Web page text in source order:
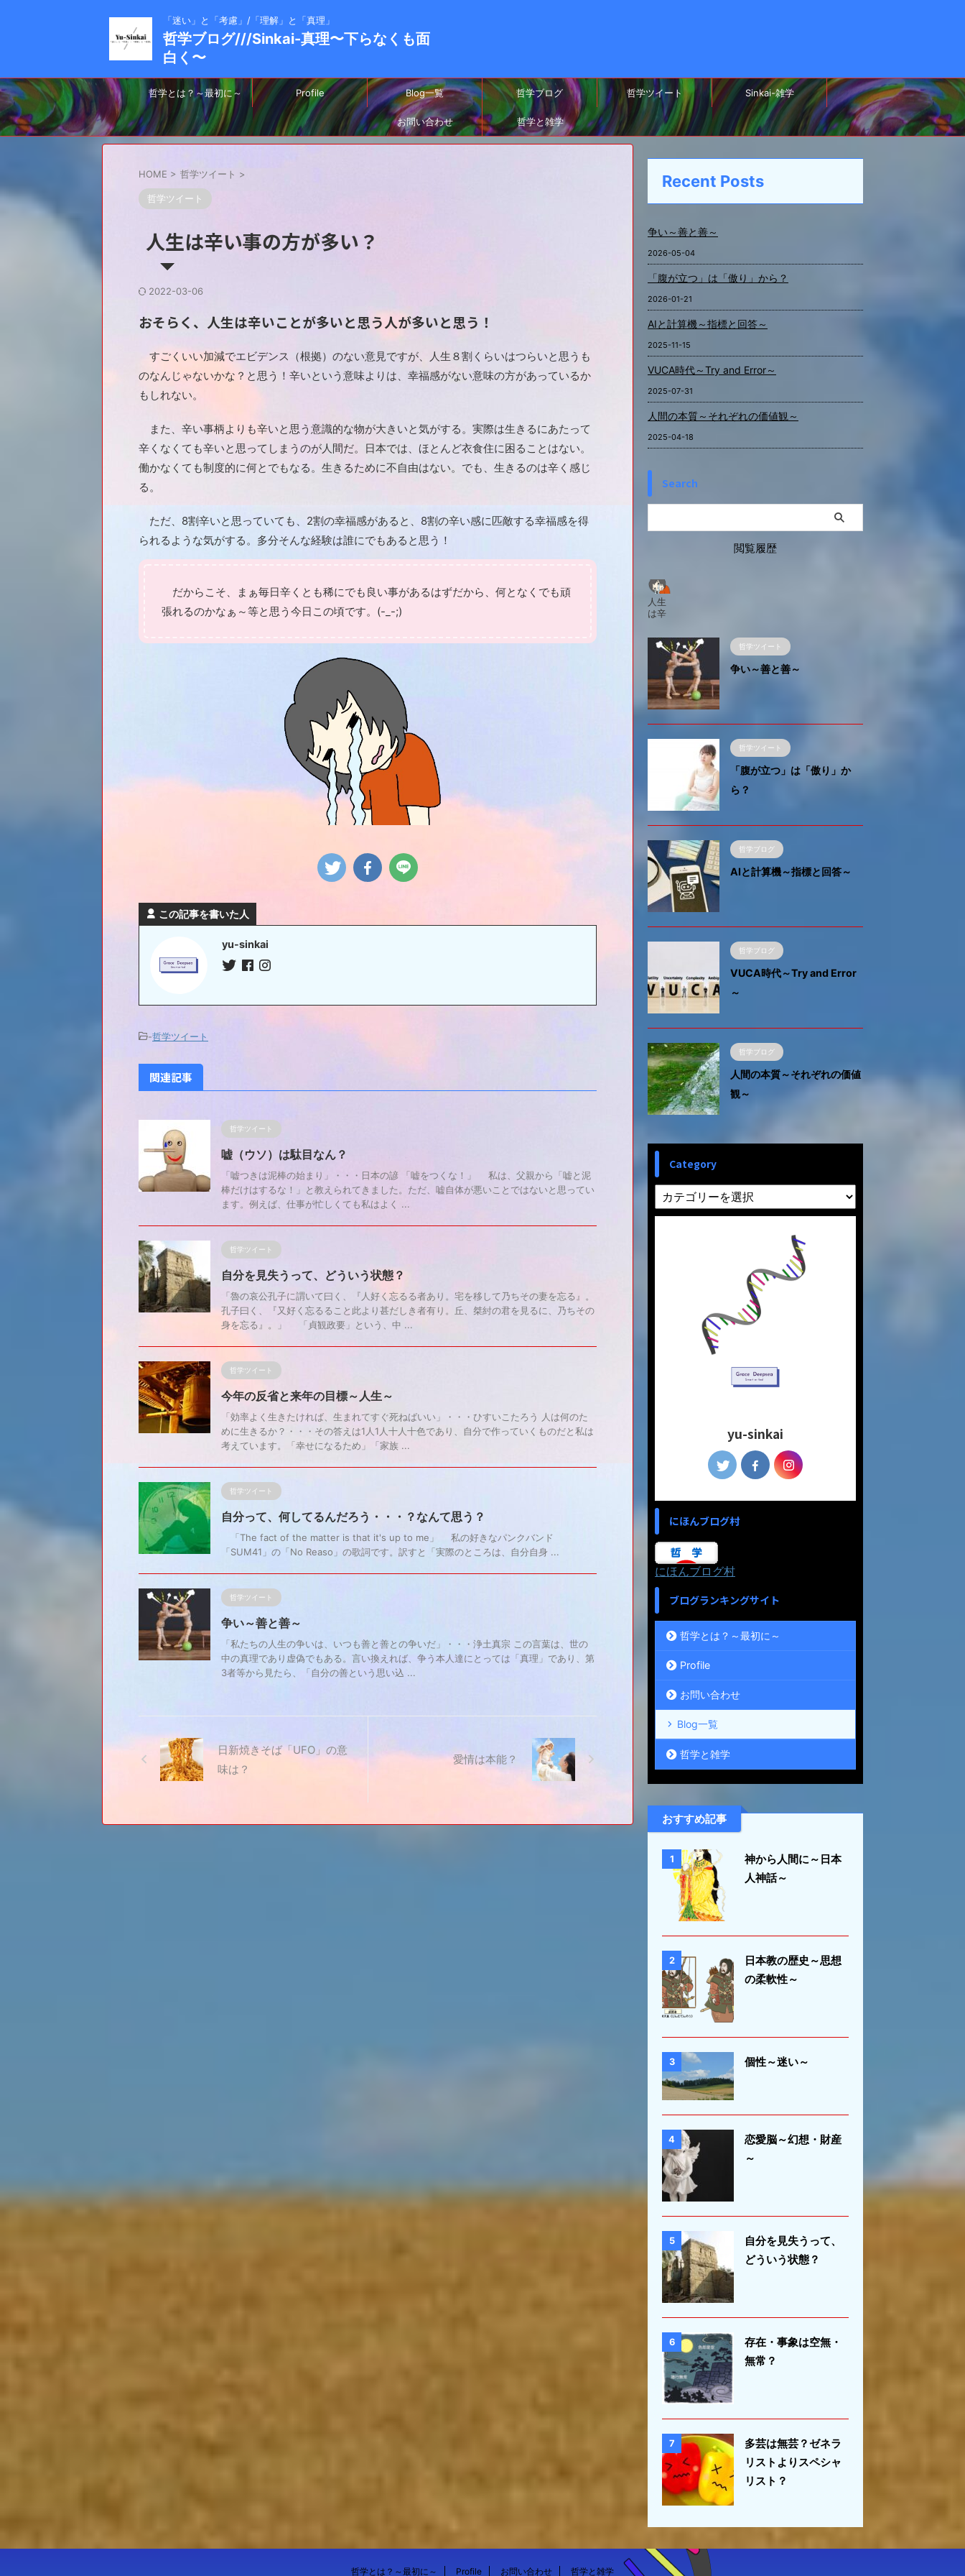
「迷い」と「考慮」/「理解」と「真理」
哲学ブログ///Sinkai-真理〜下らなくも面
白く〜
哲学とは？～最初に～ Profile Blog一覧 哲学ブログ 哲学ツイート Sinkai-雑学
お問い合わせ 哲学と雑学
HOME > 哲学ツイート >
哲学ツイート
人生は辛い事の方が多い？
2022-03-06
おそらく、人生は辛いことが多いと思う人が多いと思う！
すごくいい加減でエビデンス（根拠）のない意見ですが、人生８割くらいはつらいと思うも
のなんじゃないかな？と思う！辛いという意味よりは、幸福感がない意味の方があっているか
もしれない。
また、辛い事柄よりも辛いと思う意識的な物が大きいと気がする。実際は生きるにあたって
辛くなくても辛いと思ってしまうのが人間だ。日本では、ほとんど衣食住に困ることはない。
働かなくても制度的に何とでもなる。生きるために不自由はない。でも、生きるのは辛く感じ
る。
ただ、8割辛いと思っていても、2割の幸福感があると、8割の辛い感に匹敵する幸福感を得
られるような気がする。多分そんな経験は誰にでもあると思う！
だからこそ、まぁ毎日辛くとも稀にでも良い事があるはずだから、何となくでも頑
張れるのかなぁ～等と思う今日この頃です。(-_-;)
この記事を書いた人
yu-sinkai
-哲学ツイート
関連記事
哲学ツイート
嘘（ウソ）は駄目なん？
「嘘つきは泥棒の始まり」・・・日本の諺 「嘘をつくな！」 私は、父親から「嘘と泥
棒だけはするな！」と教えられてきました。ただ、嘘自体が悪いことではないと思ってい
ます。例えば、仕事が忙しくても私はよく ...
哲学ツイート
自分を見失うって、どういう状態？
「魯の哀公孔子に謂いて曰く、『人好く忘るる者あり。宅を移して乃ちその妻を忘る』。
孔子曰く、『又好く忘るること此より甚だしき者有り。丘、桀紂の君を見るに、乃ちその
身を忘る』。」 「貞観政要」という、中 ...
哲学ツイート
今年の反省と来年の目標～人生～
「効率よく生きたければ、生まれてすぐ死ねばいい」・・・ひすいこたろう 人は何のた
めに生きるか？・・・その答えは1人1人十人十色であり、自分で作っていくものだと私は
考えています。「幸せになるため」「家族 ...
哲学ツイート
自分って、何してるんだろう・・・？なんて思う？
「The fact of the matter is that it's up to me」 私の好きなパンクバンド
「SUM41」の「No Reaso」の歌詞です。訳すと「実際のところは、自分自身 ...
哲学ツイート
争い～善と善～
「私たちの人生の争いは、いつも善と善との争いだ」・・・浄土真宗 この言葉は、世の
中の真理であり虚偽でもある。言い換えれば、争う本人達にとっては「真理」であり、第
3者等から見たら、「自分の善という思い込 ...
日新焼きそば「UFO」の意
味は？
愛情は本能？
Recent Posts
争い～善と善～
2026-05-04
「腹が立つ」は「傲り」から？
2026-01-21
AIと計算機～指標と回答～
2025-11-15
VUCA時代～Try and Error～
2025-07-31
人間の本質～それぞれの価値観～
2025-04-18
Search
閲覧履歴
人生
は辛
の方
が多
い？
哲学ツイート
争い～善と善～
哲学ツイート
「腹が立つ」は「傲り」か
ら？
哲学ブログ
AIと計算機～指標と回答～
哲学ブログ
VUCA時代～Try and Error
～
哲学ブログ
人間の本質～それぞれの価値
観～
Category
yu-sinkai
にほんブログ村
にほんブログ村
ブログランキングサイト
哲学とは？～最初に～
Profile
お問い合わせ
Blog一覧
哲学と雑学
おすすめ記事
1
神から人間に～日本
人神話～
2
日本教の歴史～思想
の柔軟性～
3 個性～迷い～
4
恋愛脳～幻想・財産
～
5
自分を見失うって、
どういう状態？
6
存在・事象は空無・
無常？
7
多芸は無芸？ゼネラ
リストよりスペシャ
リスト？
哲学とは？～最初に～ Profile お問い合わせ 哲学と雑学